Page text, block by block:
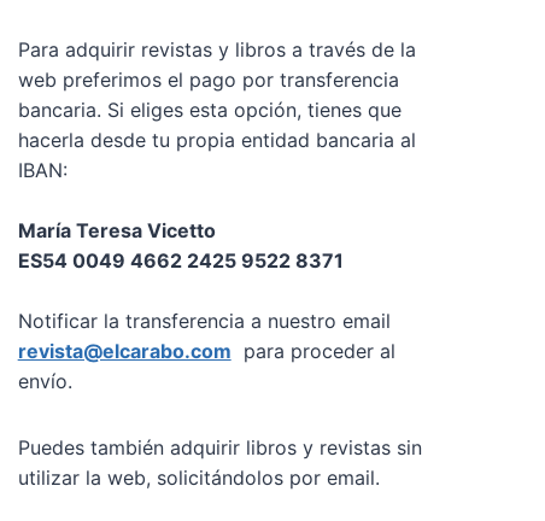
Para adquirir revistas y libros a través de la
web preferimos el pago por transferencia
bancaria. Si eliges esta opción, tienes que
hacerla desde tu propia entidad bancaria al
IBAN:
María Teresa Vicetto
ES54 0049 4662 2425 9522 8371
Notificar la transferencia a nuestro email
revista@elcarabo.com para proceder al
envío.
Puedes también adquirir libros y revistas sin
utilizar la web, solicitándolos por email.